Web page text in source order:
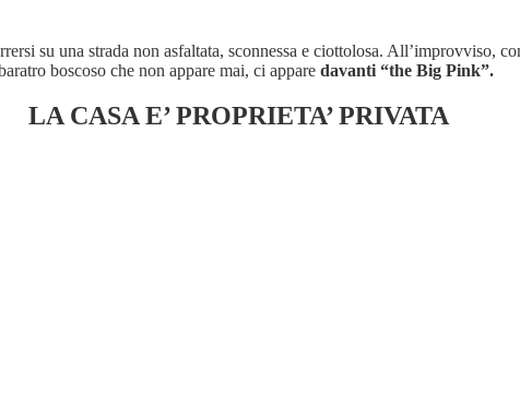
su una strada non asfaltata, sconnessa e ciottolosa. All’improvviso,
boscoso che non appare mai, ci appare davanti “the Big Pink”.
LA CASA E’ PROPRIETA’ PRIVATA